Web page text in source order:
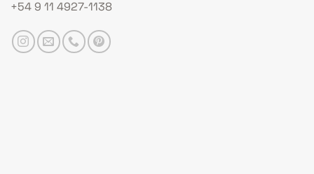
+54 9 11 4927-1138